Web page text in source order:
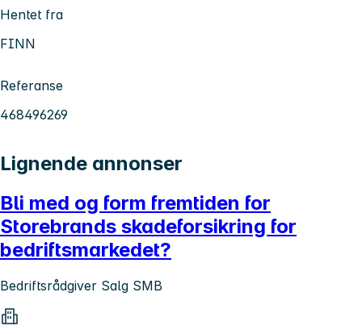
Hentet fra
FINN
Referanse
468496269
Lignende annonser
Bli med og form fremtiden for
Storebrands skadeforsikring for
bedriftsmarkedet?
Bedriftsrådgiver Salg SMB